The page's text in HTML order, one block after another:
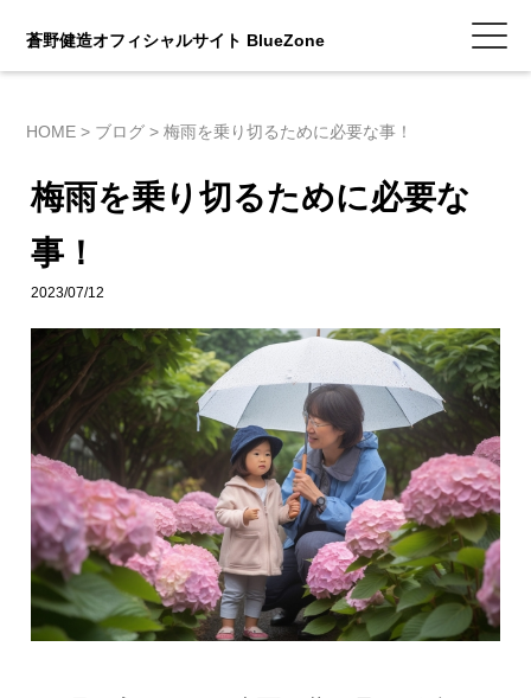
蒼野健造オフィシャルサイト BlueZone
HOME > ブログ >梅雨を乗り切るために必要な事！
梅雨を乗り切るために必要な
事！
2023/07/12